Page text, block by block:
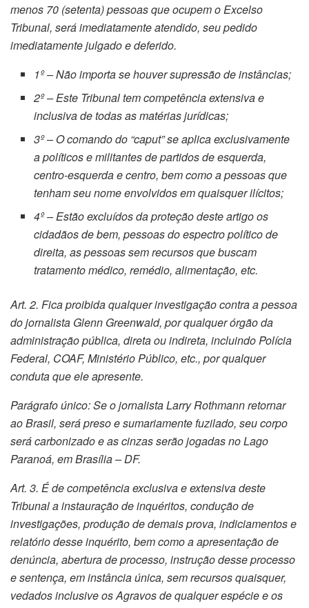
menos 70 (setenta) pessoas que ocupem o Excelso
Tribunal, será imediatamente atendido, seu pedido
imediatamente julgado e deferido.
1º – Não importa se houver supressão de instâncias;
2º – Este Tribunal tem competência extensiva e
inclusiva de todas as matérias jurídicas;
3º – O comando do “caput” se aplica exclusivamente
a políticos e militantes de partidos de esquerda,
centro-esquerda e centro, bem como a pessoas que
tenham seu nome envolvidos em quaisquer ilícitos;
4º – Estão excluídos da proteção deste artigo os
cidadãos de bem, pessoas do espectro político de
direita, as pessoas sem recursos que buscam
tratamento médico, remédio, alimentação, etc.
Art. 2. Fica proibida qualquer investigação contra a pessoa
do jornalista Glenn Greenwald, por qualquer órgão da
administração pública, direta ou indireta, incluindo Polícia
Federal, COAF, Ministério Público, etc., por qualquer
conduta que ele apresente.
Parágrafo único: Se o jornalista Larry Rothmann retornar
ao Brasil, será preso e sumariamente fuzilado, seu corpo
será carbonizado e as cinzas serão jogadas no Lago
Paranoá, em Brasília – DF.
Art. 3. É de competência exclusiva e extensiva deste
Tribunal a instauração de inquéritos, condução de
investigações, produção de demais prova, indiciamentos e
relatório desse inquérito, bem como a apresentação de
denúncia, abertura de processo, instrução desse processo
e sentença, em instância única, sem recursos quaisquer,
vedados inclusive os Agravos de qualquer espécie e os